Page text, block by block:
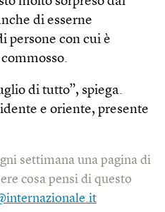
di esserne
persone con cui è
di tutto”, spiega.
e oriente, presente
settimana una pagina di
cosa pensi di questo